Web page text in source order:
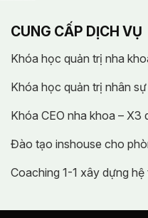
CUNG CẤP DỊCH VỤ
Khóa học quản trị nha
Khóa học quản trị nhân
Khóa CEO nha khoa –
Đào tạo inshouse cho
Coaching 1-1 xây dựng